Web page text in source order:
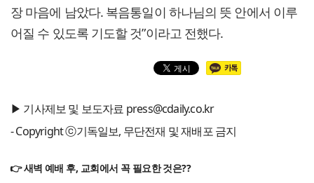
장 마음에 남았다. 복음통일이 하나님의 뜻 안에서 이루
어질 수 있도록 기도할 것”이라고 전했다.
▶ 기사제보 및 보도자료 press@cdaily.co.kr
- Copyright ⓒ기독일보, 무단전재 및 재배포 금지
👉 새벽 예배 후, 교회에서 꼭 필요한 것은??